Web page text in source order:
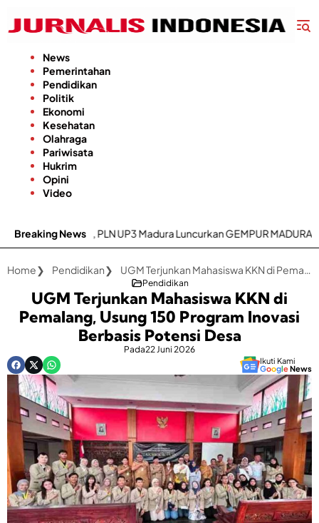
konten
News
Pemerintahan
Pendidikan
Politik
Ekonomi
Kesehatan
Olahraga
Pariwisata
Hukrim
Opini
Video
Breaking News
PLN UP3 Madura Luncurkan GEMPUR MADURA–GESIT POLL
Home Pendidikan UGM Terjunkan Mahasiswa KKN di Pemalang, Usung 150 Program Inovasi Berbasis Potensi Desa
Pendidikan
UGM Terjunkan Mahasiswa KKN di
Pemalang, Usung 150 Program Inovasi
Berbasis Potensi Desa
Pada22 Juni 2026
Ikuti Kami
GoogleNews